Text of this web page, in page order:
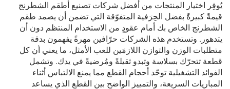
يُوفِر اختيار المنتجات من أفضل شركات تصنيع أطقم الشطرنج
قيمةً كبيرةً بفضل الحِرَفية المتفوّقة التي تضمن أن يصمد طقم
الشطرنج الخاص بك أمام عقودٍ من الاستخدام المنتظم دون أن
يتدهور. وتستخدم هذه الشركات حرّافين مهرةً يفهمون بدقة
متطلبات الوزن والتوازن اللازمَين للعب الأمثل، ما يعني أن كل
قطعة تتحرّك بسلاسة وتبدو ثقيلةً ومُرضيةً في يدك. وتشمل
الفوائد التشغيلية توحّد أحجام القطع مما يمنع الالتباس أثناء
المباريات السريعة، والتمييز الواضح بين القطع الذي يساعد